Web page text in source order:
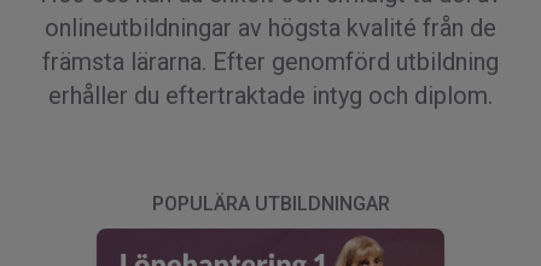
onlineutbildningar av högsta kvalité från de
främsta lärarna. Efter genomförd utbildning
erhåller du eftertraktade intyg och diplom.
POPULÄRA UTBILDNINGAR